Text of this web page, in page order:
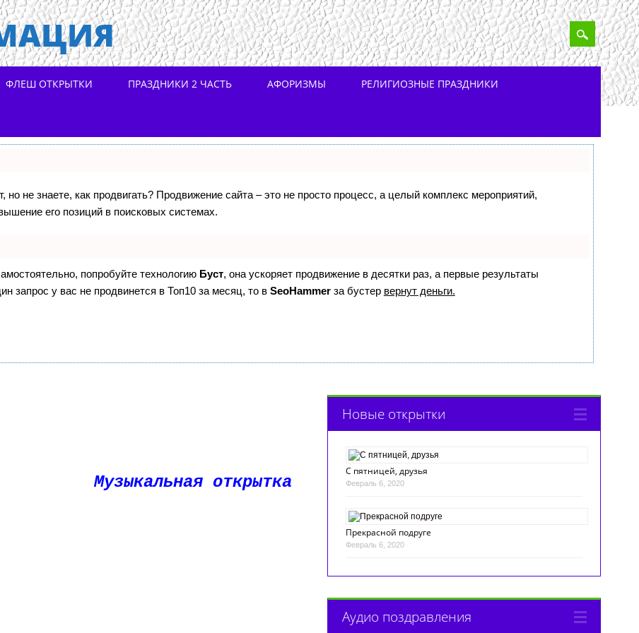
ФЛЕШ ОТКРЫТКИ ПРАЗДНИКИ 2 ЧАСТЬ АФОРИЗМЫ РЕЛИГИОЗНЫЕ ПРАЗДНИКИ
но не знаете, как продвигать? Продвижение сайта – это не просто процесс, а целый комплекс мероприятий,
его позиций в поисковых системах.
попробуйте технологию Буст, она ускоряет продвижение в десятки раз, а первые результаты
запрос у вас не продвинется в Топ10 за месяц, то в SeoHammerза бустер вернут деньги.
Музыкальная открытка
Новые открытки
С пятницей, друзья
Февраль 6, 2020
Прекрасной подруге
Февраль 6, 2020
Аудио поздравления